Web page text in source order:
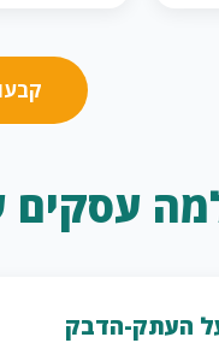
עסקים
העתק-הדבק